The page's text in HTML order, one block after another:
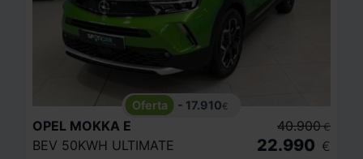
- 17.910€
OPEL MOKKA E
BEV 50KWH ULTIMATE
40.900 €
22.990 €